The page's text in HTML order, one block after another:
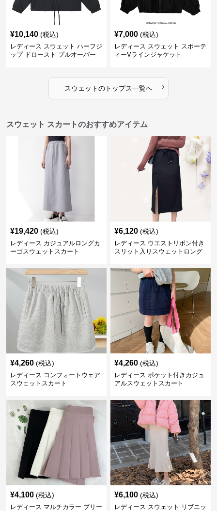
¥10,140 (税込)
レディース スウェット ハーフジ
ップ ドロースト プルオーバー
¥7,000 (税込)
レディース スウェット スポーテ
ィーVラインジャケット
スウェットのトップス一覧へ ›
スウェット スカートのおすすめアイテム
¥19,420 (税込)
レディース カジュアルロングカ
ーゴスウェットスカート
¥6,120 (税込)
レディース ウエストリボン付き
スリット入りスウェットロング
¥4,260 (税込)
レディース コンフォートウェア
スウェットスカート
¥4,260 (税込)
レディース ポケット付きカジュ
アルスウェットスカート
¥4,100 (税込)
レディース マルチカラー プリー
¥6,100 (税込)
レディース スウェット リブニッ